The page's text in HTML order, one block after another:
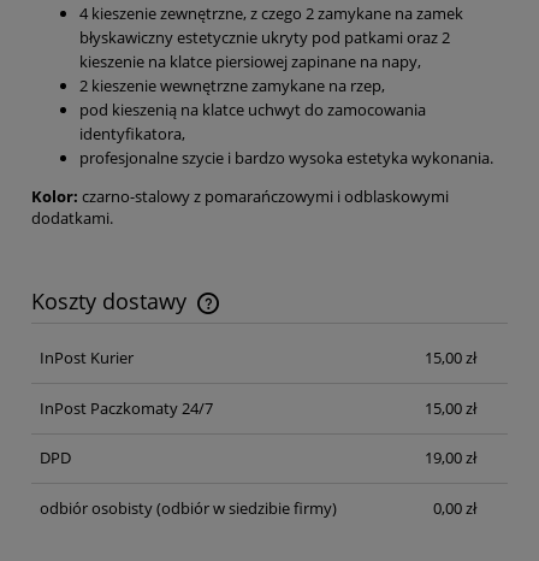
4 kieszenie zewnętrzne, z czego 2 zamykane na zamek
błyskawiczny estetycznie ukryty pod patkami oraz 2
kieszenie na klatce piersiowej zapinane na napy,
2 kieszenie wewnętrzne zamykane na rzep,
pod kieszenią na klatce uchwyt do zamocowania
identyfikatora,
profesjonalne szycie i bardzo wysoka estetyka wykonania.
Kolor: czarno-stalowy z pomarańczowymi i odblaskowymi
dodatkami.
Koszty dostawy
Cena nie zawiera ewentualnych kosztów płatności
InPost Kurier
15,00 zł
InPost Paczkomaty 24/7 15,00 zł
DPD 19,00 zł
odbiór osobisty(odbiór w siedzibie firmy) 0,00 zł